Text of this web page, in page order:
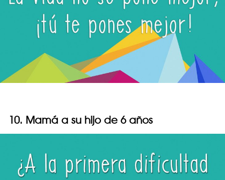
10. Mamá a su hijo de 6 años